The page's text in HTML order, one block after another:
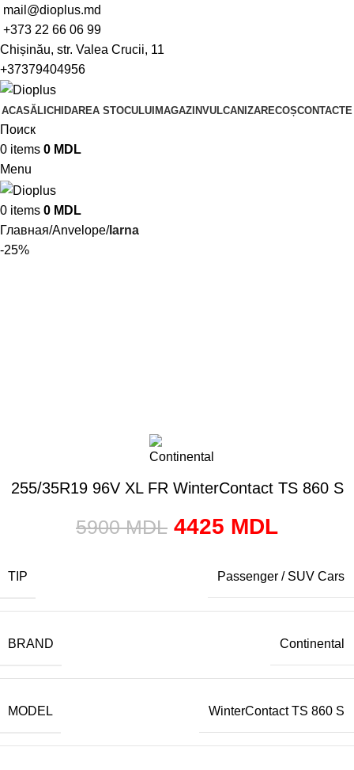
mail@dioplus.md
+373 22 66 06 99
Chișinău, str. Valea Crucii, 11
+37379404956
ACASĂLICHIDAREA STOCULUI MAGAZINVULCANIZARECOȘCONTACTE
Поиск
0 items 0 MDL
Menu
0 items 0 MDL
Главная Anvelope Iarna
-25%
255/35R19 96V XL FR WinterContact TS 860 S
5900MDL 4425 MDL
TIP Passenger / SUV Cars
BRAND Continental
MODEL WinterContact TS 860 S